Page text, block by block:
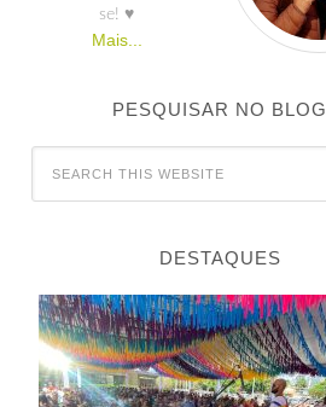
se! ♥
Mais...
PESQUISAR NO BLOG
DESTAQUES